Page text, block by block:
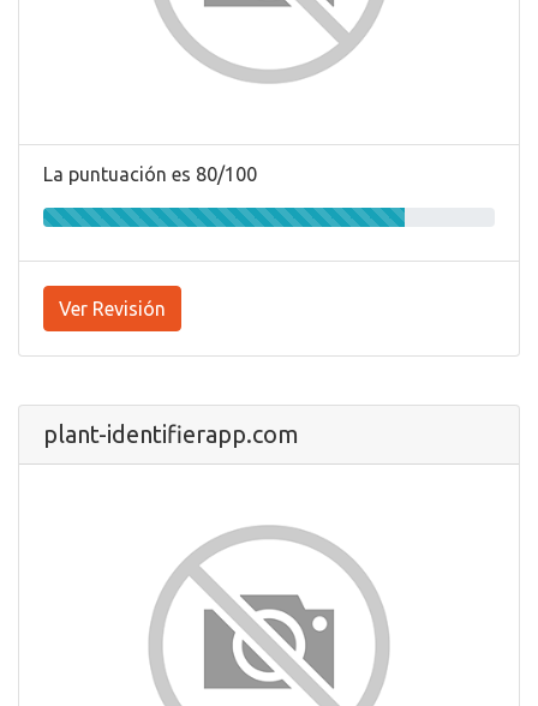
La puntuación es 80/100
Ver Revisión
plant-identifierapp.com